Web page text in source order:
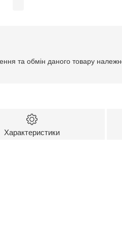
та обмін даного товару
Характеристики